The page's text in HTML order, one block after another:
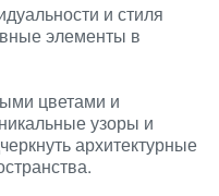
и стиля
элементы в
цветами и
узоры и
архитектурные